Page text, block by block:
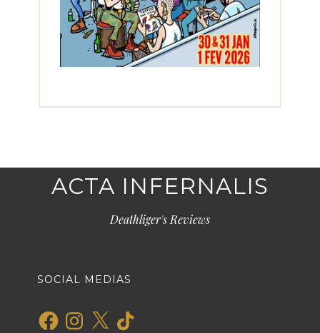
ACTA INFERNALIS
Deathliger's Reviews
SOCIAL MEDIAS
FacebookInstagram
X TikTok